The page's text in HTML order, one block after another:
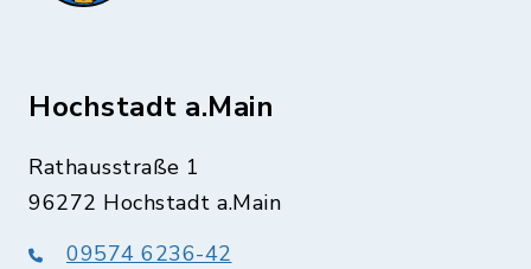
Hochstadt a.Main
Rathausstraße 1
96272 Hochstadt a.Main
09574 6236-42